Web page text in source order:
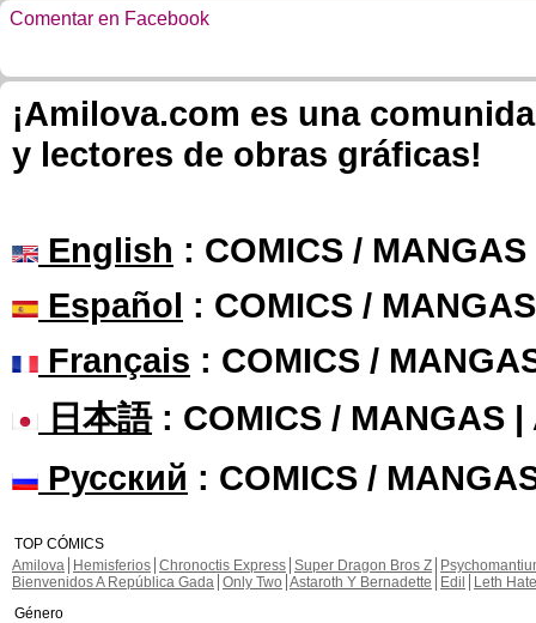
Comentar en Facebook
¡Amilova.com es una
y lectores de obras gráficas!
English : COMICS /
Español : COMICS /
Français : COMICS /
日本語: COMICS / MANGAS |
Русский : COMICS /
TOP CÓMICS
Amilova
Hemisferios Chronoctis Express Super Dragon Bros Z
Bienvenidos A República Gada Only Two Astaroth Y Bernadette Edil
Leth Hate
Género